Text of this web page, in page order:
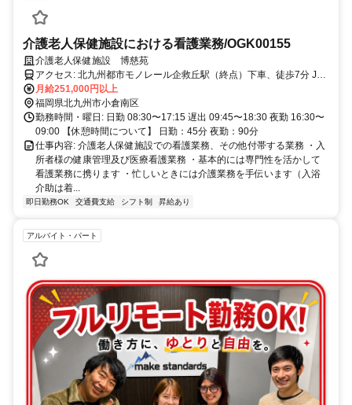
介護老人保健施設における看護業務/OGK00155
介護老人保健施設 博慈苑
アクセス: 北九州都市モノレール企救丘駅（終点）下車、徒歩7分 JR
日田彦山線志井公園駅下車 徒歩5分
月給251,000円以上
福岡県北九州市小倉南区
勤務時間・曜日: 日勤 08:30〜17:15 遅出 09:45〜18:30 夜勤 16:30〜
09:00 【休憩時間について】 日勤：45分 夜勤：90分
仕事内容: 介護老人保健施設での看護業務、その他付帯する業務 ・入
所者様の健康管理及び医療看護業務 ・基本的には専門性を活かして
看護業務に携ります ・忙しいときには介護業務を手伝います（入浴
介助は着...
即日勤務OK 交通費支給 シフト制 昇給あり
アルバイト・パート